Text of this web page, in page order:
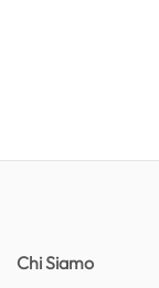
Chi Siamo